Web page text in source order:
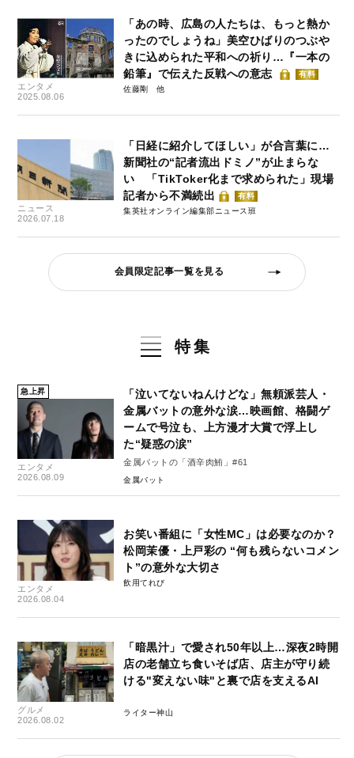
エンタメ
2025.08.06
「あの時、広島の人たちは、もっと熱か
ったのでしょうね」美空ひばりのつぶや
きに込められた平和への祈り…『一本の
鉛筆』で伝えた反戦への意志
有料
佐藤剛
ニュース
2026.07.18
「日経に紹介してほしい」が合言葉に…
新聞社の“記者流出ドミノ”が止まらな
い 「TikToker化まで求められた」現場
記者から不満続出
有料
集英社オンライン編集部ニュース班
会員限定記事一覧を見る
特集
急上昇
エンタメ
2026.08.09
「泣いてないねんけどな」無頼派芸人・
金属バットの意外な涙…映画館、格闘ゲ
ームで号泣も、上方漫才大賞で浮上し
た“疑惑の涙”
金属バットの「酒辛肉鮪」#61
金属バット
エンタメ
2026.08.04
お笑い番組に「女性MC」は必要なのか？
松岡茉優・上戸彩の “何も残らないコメン
ト”の意外な大切さ
飲用てれび
グルメ
2026.08.02
「暗黒汁」で愛され50年以上…深夜2時開
店の老舗立ち食いそば店、店主が守り続
ける"変えない味"と裏で店を支えるAI
ライター神山